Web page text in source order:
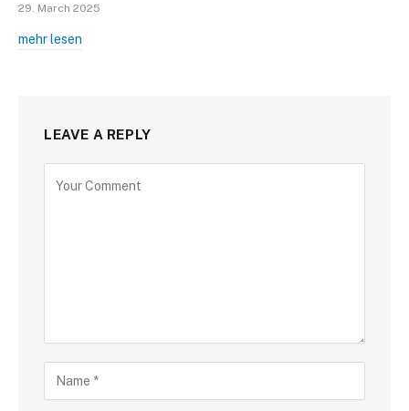
29. March 2025
mehr lesen
LEAVE A REPLY